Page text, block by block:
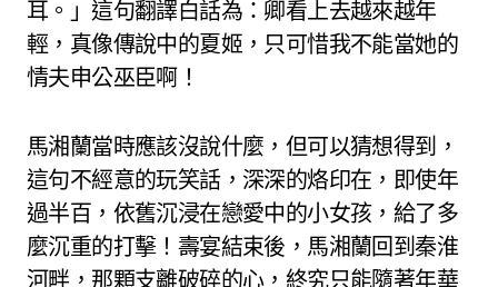
耳。」這句翻譯白話為：卿看上去越來越年
輕，真像傳說中的夏姬，只可惜我不能當她的
情夫申公巫臣啊！
馬湘蘭當時應該沒說什麼，但可以猜想得到，
這句不經意的玩笑話，深深的烙印在，即使年
過半百，依舊沉浸在戀愛中的小女孩，給了多
麼沉重的打擊！壽宴結束後，馬湘蘭回到秦淮
河畔，那顆支離破碎的心，終究只能隨著年華